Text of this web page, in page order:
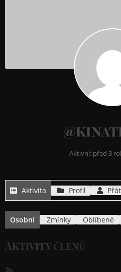
Aktivní: před 3
Aktivita Profil
Osobní Zmínky Oblíbené
Aktivity členů